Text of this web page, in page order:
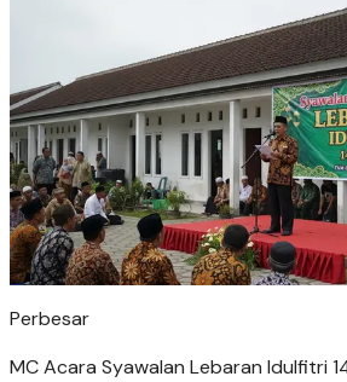
Perbesar
MC Acara Syawalan Lebaran Idulfitri